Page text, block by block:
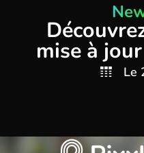
mise à
Le